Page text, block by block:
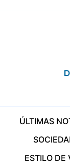
ÚLTIMAS
ESTILO DE